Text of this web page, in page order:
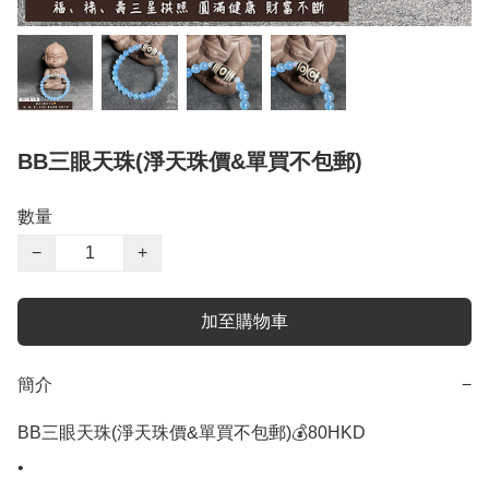
BB三眼天珠(淨天珠價&單買不包郵)
數量
−
+
加至購物車
簡介 −
BB三眼天珠(淨天珠價&單買不包郵)💰80HKD
•